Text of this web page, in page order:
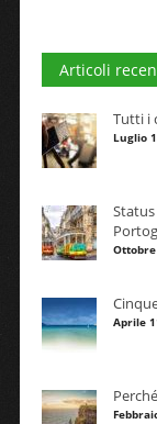
Articoli
Tutti i
Luglio
Aprile